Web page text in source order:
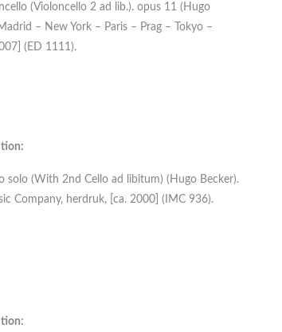
(Violoncello 2 ad lib.). opus 11 (Hugo
– New York – Paris – Prag – Tokyo –
(ED 1111).
solo (With 2nd Cello ad libitum) (Hugo Becker).
Company, herdruk, [ca. 2000] (IMC 936).